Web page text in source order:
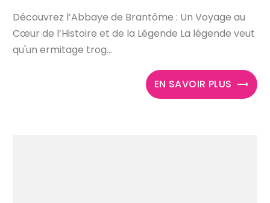
Découvrez l’Abbaye de Brantôme : Un Voyage au
Cœur de l’Histoire et de la Légende La légende veut
qu'un ermitage trog...
EN SAVOIR PLUS